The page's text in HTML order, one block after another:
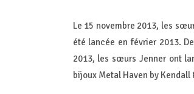
Le 15 novembre 2013, les
été lancée en février 2013.
2013, les sœurs Jenner ont
bijoux Metal Haven by Kendall